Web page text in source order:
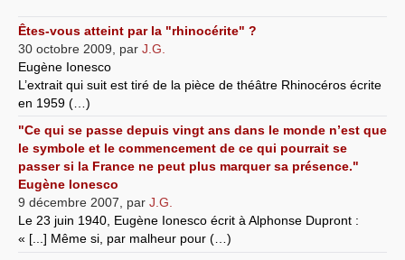
Êtes-vous atteint par la "rhinocérite" ?
30 octobre 2009
par J.G.
Eugène Ionesco
L’extrait qui suit est tiré de la pièce de théâtre Rhinocéros écrite
en 1959 (…)
"Ce qui se passe depuis vingt ans dans le monde n’est que
le symbole et le commencement de ce qui pourrait se
passer si la France ne peut plus marquer sa présence."
Eugène Ionesco
9 décembre 2007
par J.G.
Le 23 juin 1940, Eugène Ionesco écrit à Alphonse Dupront :
« [...] Même si, par malheur pour (…)